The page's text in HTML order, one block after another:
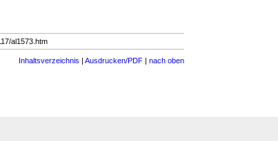
al1573.htm
Inhaltsverzeichnis | Ausdrucken/PDF | nach oben